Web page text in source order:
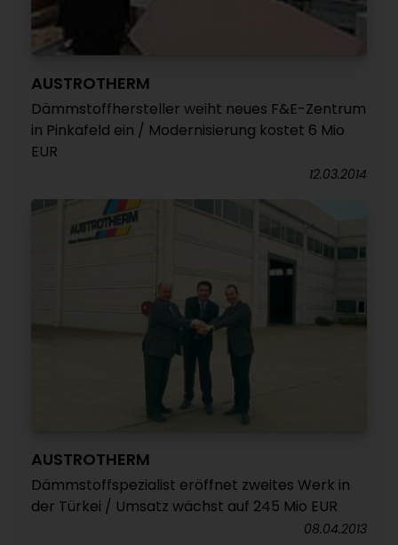
AUSTROTHERM
Dämmstoffhersteller weiht neues F&E-Zentrum
in Pinkafeld ein / Modernisierung kostet 6 Mio
EUR
12.03.2014
AUSTROTHERM
Dämmstoffspezialist eröffnet zweites Werk in
der Türkei / Umsatz wächst auf 245 Mio EUR
08.04.2013